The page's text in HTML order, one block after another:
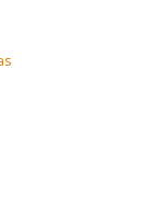
es: €140.99.